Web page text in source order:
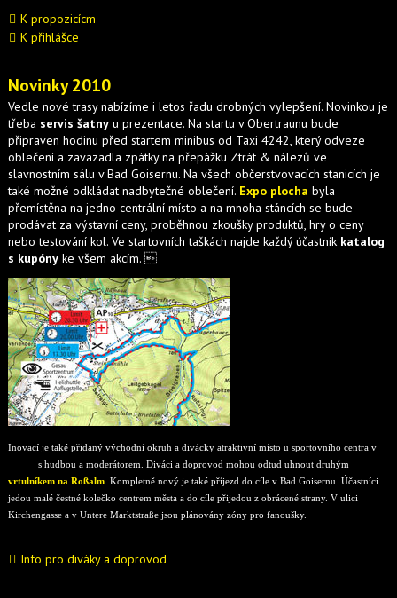
K propozicícm
K přihlášce
Novinky 2010
Vedle nové trasy nabízíme i letos řadu drobných vylepšení. Novinkou je
třeba servis šatny u prezentace. Na startu v Obertraunu bude
připraven hodinu před startem minibus od Taxi 4242, který odveze
oblečení a zavazadla zpátky na přepážku Ztrát & nálezů ve
slavnostním sálu v Bad Goisernu. Na všech občerstvovacích stanicích je
také možné odkládat nadbytečné oblečení. Expo plocha byla
přemístěna na jedno centrální místo a na mnoha stáncích se bude
prodávat za výstavní ceny, proběhnou zkoušky produktů, hry o ceny
nebo testování kol. Ve startovních taškách najde každý účastník katalog
s kupóny ke všem akcím. 
Inovací je také přidaný východní okruh a divácky atraktivní místo u sportovního centra v
s hudbou a moderátorem. Diváci a doprovod mohou odtud uhnout druhým
vrtulníkem na Roßalm . Kompletně nový je také příjezd do cíle v Bad Goisernu. Účastníci
jedou malé čestné kolečko centrem města a do cíle přijedou z obrácené strany. V ulici
Kirchengasse a v Untere Marktstraße jsou plánovány zóny pro fanoušky.
Info pro diváky a doprovod